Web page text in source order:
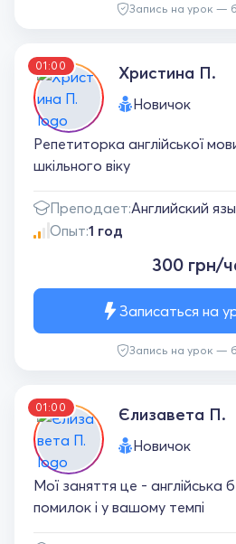
Запись на урок —
01:00 Христина П.
Новичок
Репетиторка англійської
шкільного віку
Преподает:Английский
Опыт:1 год
300 грн/
Запись на урок —
Записаться на
01:00 Єлизавета П.
Новичок
Мої заняття це - англійська
помилок і у вашому темпі